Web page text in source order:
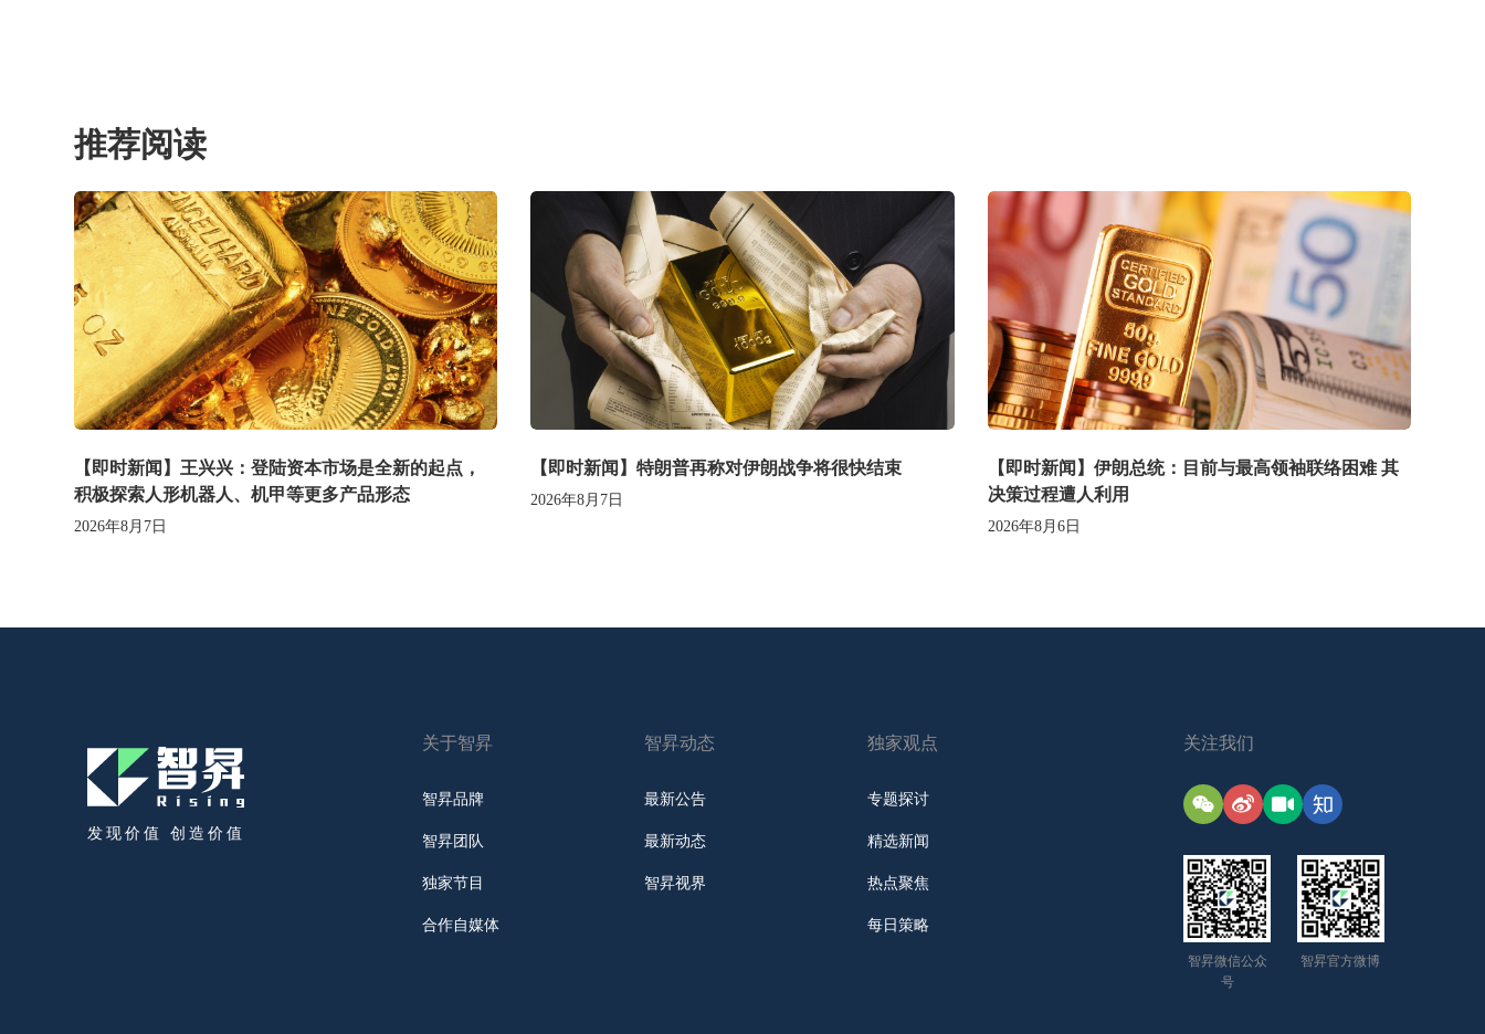
推荐阅读
【即时新闻】王兴兴：登陆资本市场是全新的起点，
积极探索人形机器人、机甲等更多产品形态
2026年8月7日
【即时新闻】特朗普再称对伊朗战争将很快结束
2026年8月7日
【即时新闻】伊朗总统：目前与最高领袖联络困难 其
决策过程遭人利用
2026年8月6日
发现价值 创造价值
关于智昇
智昇品牌
智昇团队
独家节目
合作自媒体
智昇动态
最新公告
最新动态
智昇视界
独家观点
专题探讨
精选新闻
热点聚焦
每日策略
关注我们
智昇微信公众
号
智昇官方微博